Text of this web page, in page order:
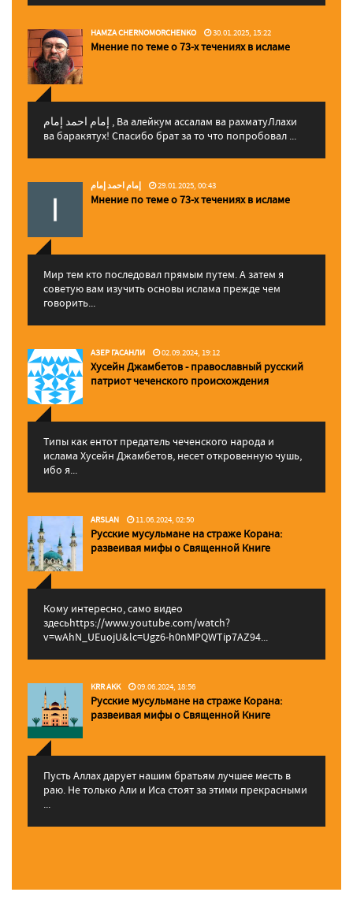
HAMZA CHERNOMORCHENKO 30.01.2025, 15:22
Мнение по теме о 73-х течениях в исламе
إمام احمد إمام , Ва алейкум ассалам ва рахматуЛлахи
ва баракятух! Спасибо брат за то что попробовал ...
إمام احمد إمام 29.01.2025, 00:43
Мнение по теме о 73-х течениях в исламе
Мир тем кто последовал прямым путем. А затем я
советую вам изучить основы ислама прежде чем
говорить...
АЗЕР ГАСАНЛИ 02.09.2024, 19:12
Хусейн Джамбетов - православный русский
патриот чеченского происхождения
Типы как ентот предатель чеченского народа и
ислама Хусейн Джамбетов, несет откровенную чушь,
ибо я...
ARSLAN 11.06.2024, 02:50
Русские мусульмане на страже Корана:
pазвеивая мифы о Священной Книге
Кому интересно, само видео
здесьhttps://www.youtube.com/watch?
v=wAhN_UEuojU&lc=Ugz6-h0nMPQWTip7AZ94...
KRR AKK 09.06.2024, 18:56
Русские мусульмане на страже Корана:
pазвеивая мифы о Священной Книге
Пусть Аллах дарует нашим братьям лучшее месть в
раю. Не только Али и Иса стоят за этими прекрасными
...